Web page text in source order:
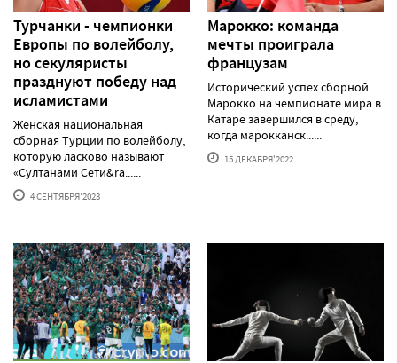
Турчанки - чемпионки
Европы по волейболу,
но секуляристы
празднуют победу над
исламистами
Женская национальная
сборная Турции по волейболу,
которую ласково называют
«Султанами Сети&ra......
4 СЕНТЯБРЯ'2023
Марокко: команда
мечты проиграла
французам
Исторический успех сборной
Марокко на чемпионате мира в
Катаре завершился в среду,
когда марокканск......
15 ДЕКАБРЯ'2022